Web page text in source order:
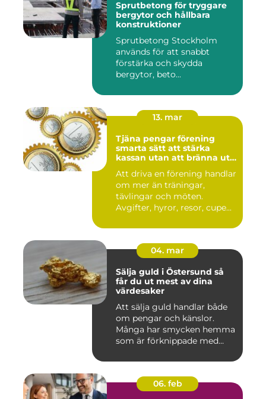
Sprutbetong för tryggare
bergytor och hållbara
konstruktioner
Sprutbetong Stockholm
används för att snabbt
förstärka och skydda
bergytor, beto...
13. mar
Tjäna pengar förening
smarta sätt att stärka
kassan utan att bränna ut
Att driva en förening handlar
om mer än träningar,
tävlingar och möten.
Avgifter, hyror, resor, cupe...
04. mar
Sälja guld i Östersund så
får du ut mest av dina
värdesaker
Att sälja guld handlar både
om pengar och känslor.
Många har smycken hemma
som är förknippade med
06. feb